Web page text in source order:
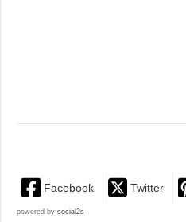
Facebook Twitter
powered by social2s